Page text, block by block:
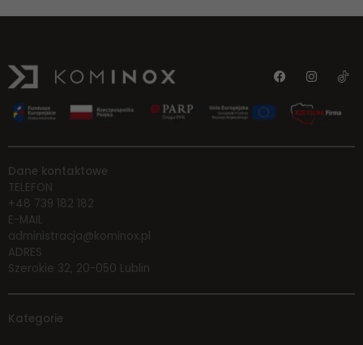
Dane kontaktowe
TELEFON
+48 739 182 182
E-MAIL
administracja@kominox.pl
ADRES
Szerokie 32, 20-050 Lublin
Kategorie